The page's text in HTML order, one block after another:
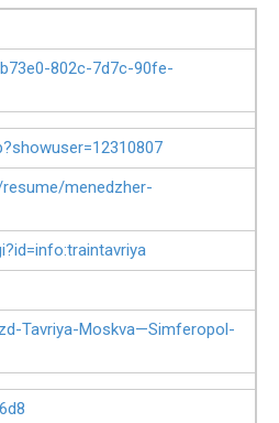
802c-7d7c-90fe-
menedzher-
Tavriya-Moskva—Simferopol-